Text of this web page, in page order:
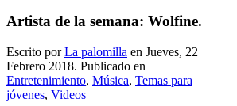
Artista de la semana: Wolfine.
Escrito porLa palomilla en Jueves, 22
Febrero 2018. Publicado en
Entretenimiento, Música, Temas para
jóvenes, Videos